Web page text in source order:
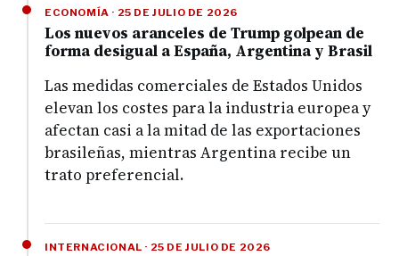
ECONOMÍA · 25 DE JULIO DE 2026
Los nuevos aranceles de Trump golpean de
forma desigual a España, Argentina y Brasil
Las medidas comerciales de Estados Unidos
elevan los costes para la industria europea y
afectan casi a la mitad de las exportaciones
brasileñas, mientras Argentina recibe un
trato preferencial.
INTERNACIONAL · 25 DE JULIO DE 2026